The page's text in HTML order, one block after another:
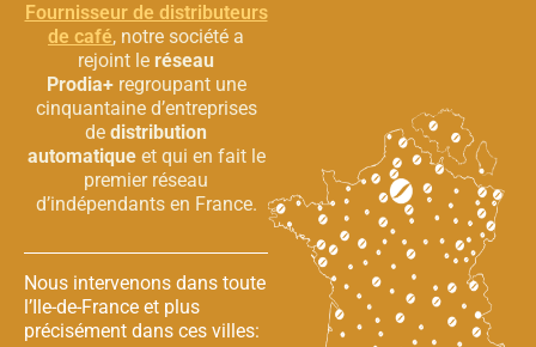
Fournisseur de distributeurs
de café, notre société a
rejoint le réseau
Prodia+regroupant une
cinquantaine d’entreprises
de distribution
automatiqueet qui en fait le
premier réseau
d’indépendants en France.
Nous intervenons dans toute
l’Ile-de-France et plus
précisément dans ces villes: